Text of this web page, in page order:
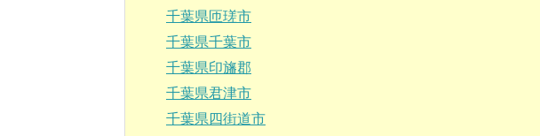
千葉県匝瑳市
千葉県千葉市
千葉県印旛郡
千葉県君津市
千葉県四街道市